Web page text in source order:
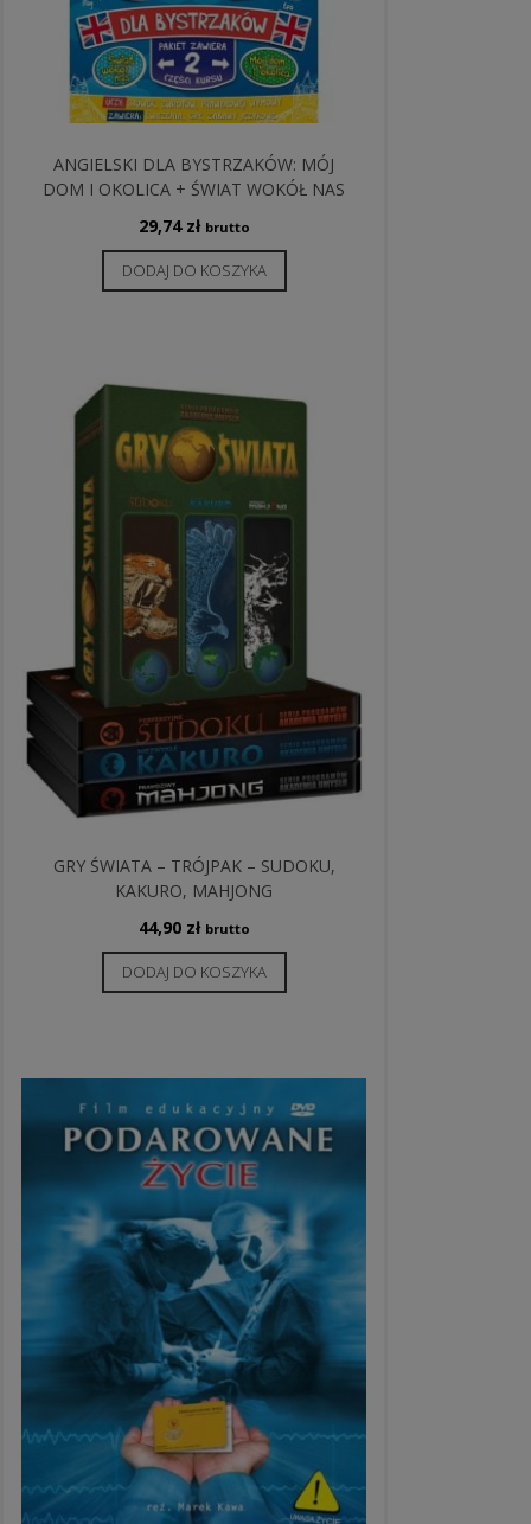
ANGIELSKI DLA BYSTRZAKÓW: MÓJ
DOM I OKOLICA + ŚWIAT WOKÓŁ NAS
29,74 zł brutto
DODAJ DO KOSZYKA
GRY ŚWIATA – TRÓJPAK – SUDOKU,
KAKURO, MAHJONG
44,90 zł brutto
DODAJ DO KOSZYKA